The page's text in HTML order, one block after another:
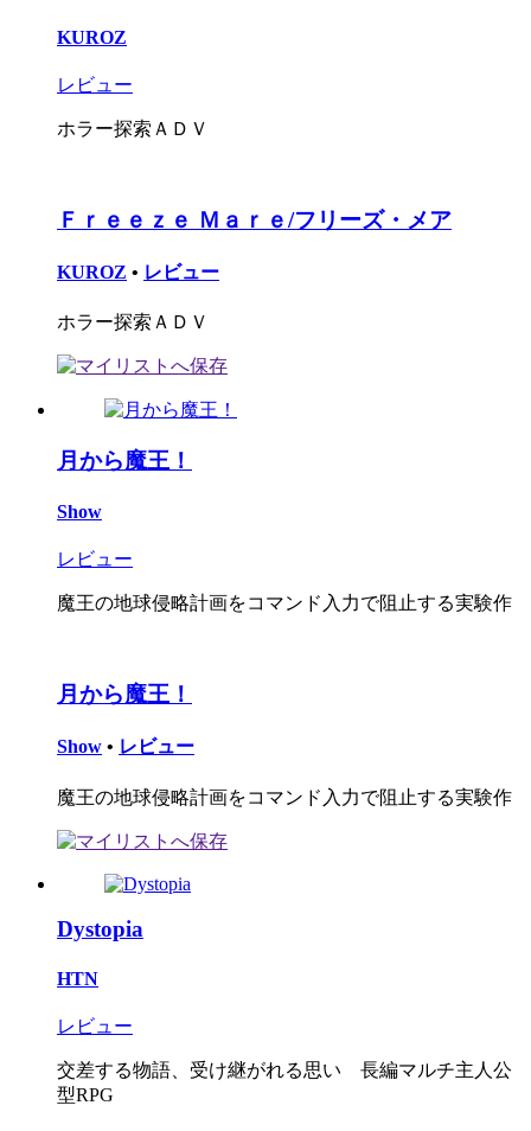
KUROZ
レビュー
ホラー探索ＡＤＶ
Ｆｒｅｅｚｅ Ｍａｒｅ/フリーズ・メア
KUROZ • レビュー
ホラー探索ＡＤＶ
月から魔王！
Show
レビュー
魔王の地球侵略計画をコマンド入力で阻止する実験作
月から魔王！
Show • レビュー
魔王の地球侵略計画をコマンド入力で阻止する実験作
Dystopia
HTN
レビュー
交差する物語、受け継がれる思い 長編マルチ主人公
型RPG